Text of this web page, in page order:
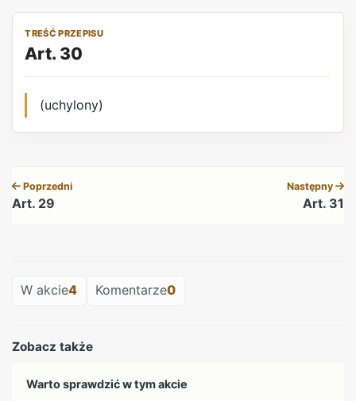
TREŚĆ PRZEPISU
Art. 30
(uchylony)
Poprzedni
Art. 29
Następny
Art. 31
W akcie4 Komentarze0
Zobacz także
Warto sprawdzić w tym akcie